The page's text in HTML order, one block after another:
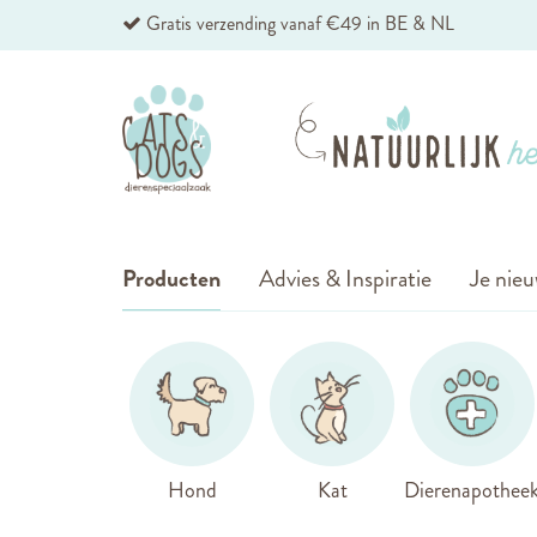
Ga
de
inhoud
Gratis verzending vanaf €49 in BE & NL
Producten
Hond Kat
Advies & Inspiratie Je